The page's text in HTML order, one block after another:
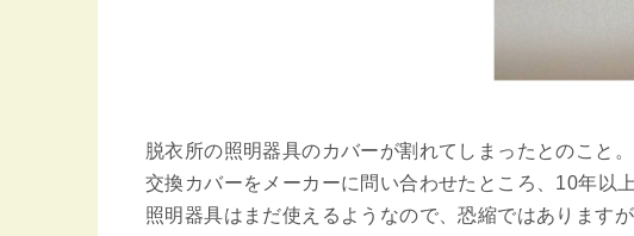
脱衣所の照明器具のカバーが割れてしまったとのこと。
交換カバーをメーカーに問い合わせたところ、10年以
照明器具はまだ使えるようなので、恐縮ではあります